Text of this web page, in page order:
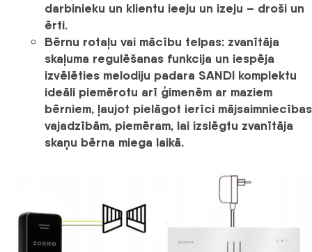
darbinieku un klientu ieeju un izeju – droši un
ērti.
Bērnu rotaļu vai mācību telpas: zvanītāja
skaļuma regulēšanas funkcija un iespēja
izvēlēties melodiju padara SANDI komplektu
ideāli piemērotu arī ģimenēm ar maziem
bērniem, ļaujot pielāgot ierīci mājsaimniecības
vajadzībām, piemēram, lai izslēgtu zvanītāja
skaņu bērna miega laikā.